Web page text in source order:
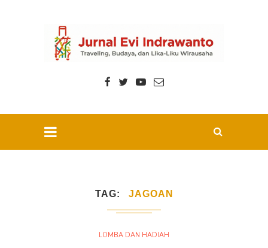
TAG JAGOAN
LOMBA DAN HADIAH